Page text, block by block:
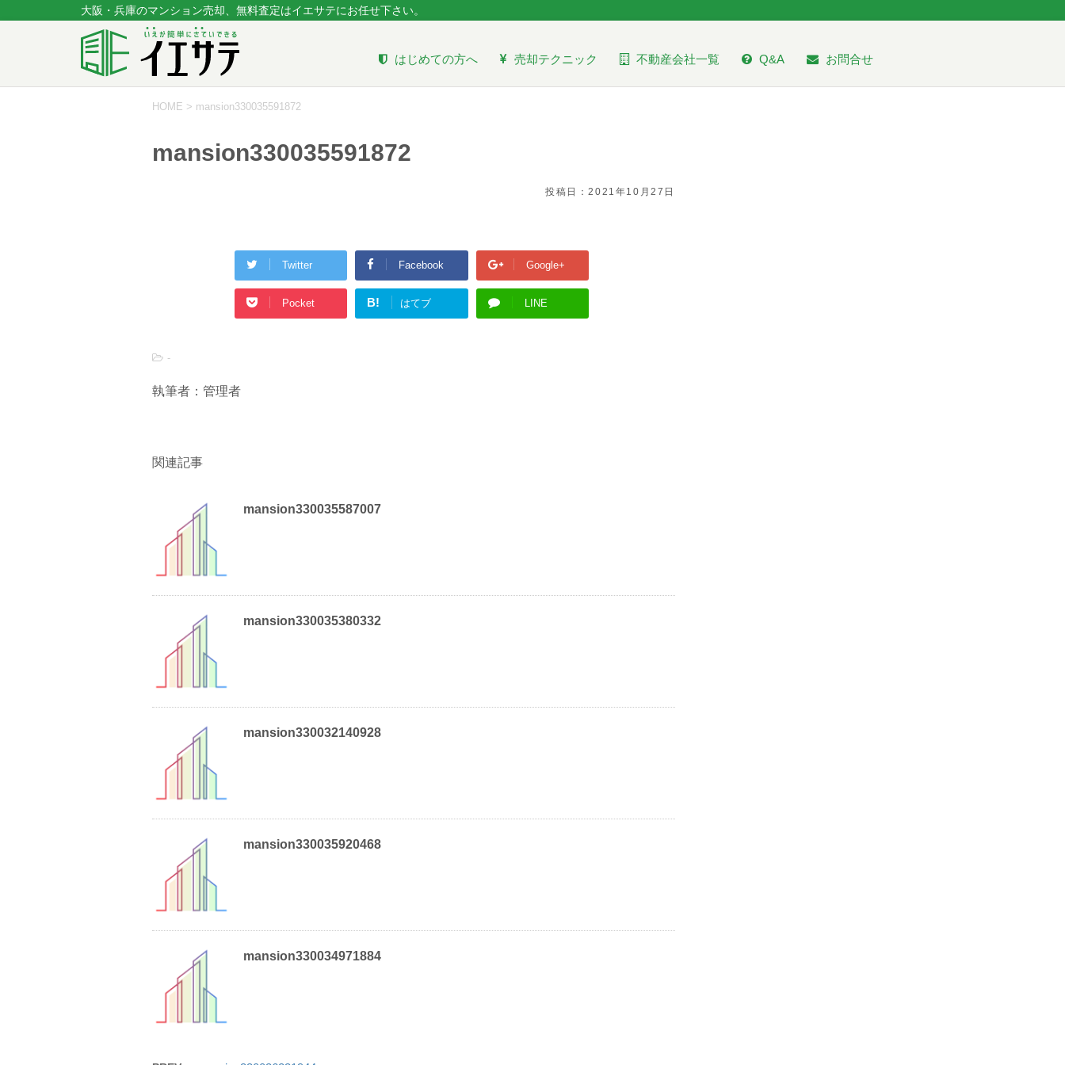
大阪・兵庫のマンション売却、無料査定はイエサテにお任せ下さい。
はじめての方へ 売却テクニック 不動産会社一覧 Q&A お問合せ
HOME > mansion330035591872
mansion330035591872
投稿日：2021年10月27日
Twitter Facebook Google+
Pocket B! はてブ LINE
-
執筆者：管理者
関連記事
mansion330035587007
mansion330035380332
mansion330032140928
mansion330035920468
mansion330034971884